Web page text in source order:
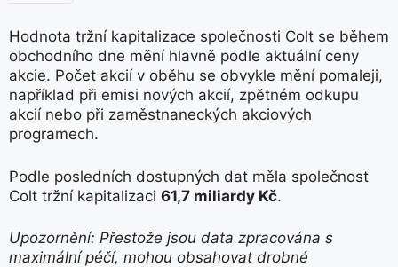
Hodnota tržní kapitalizace společnosti Colt se během
obchodního dne mění hlavně podle aktuální ceny
akcie. Počet akcií v oběhu se obvykle mění pomaleji,
například při emisi nových akcií, zpětném odkupu
akcií nebo při zaměstnaneckých akciových
programech.
Podle posledních dostupných dat měla společnost
Colt tržní kapitalizaci 61,7 miliardy Kč.
Upozornění: Přestože jsou data zpracována s
maximální péčí, mohou obsahovat drobné